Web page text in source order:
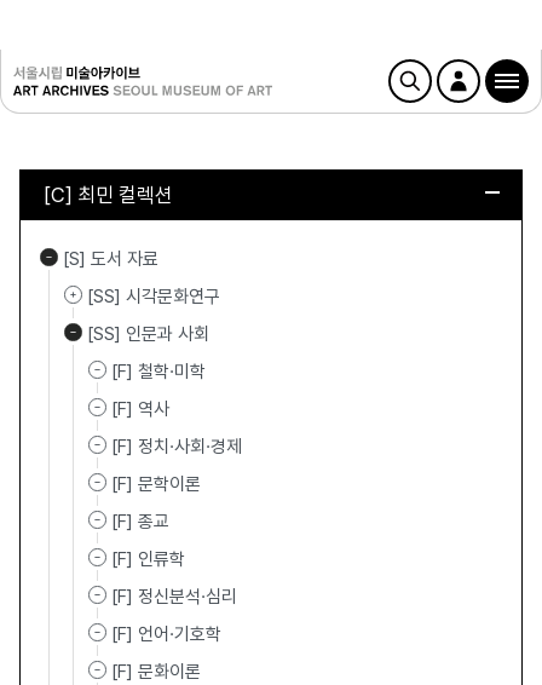
[C] 최민 컬렉션
[S] 도서 자료
[SS] 시각문화연구
[SS] 인문과 사회
[F] 철학·미학
[F] 역사
[F] 정치·사회·경제
[F] 문학이론
[F] 종교
[F] 인류학
[F] 정신분석·심리
[F] 언어·기호학
[F] 문화이론